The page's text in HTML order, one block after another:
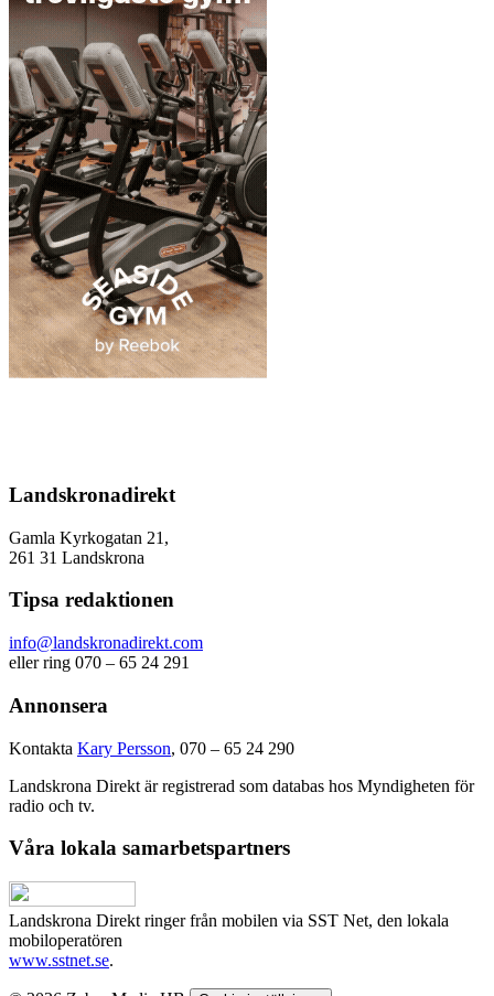
Landskronadirekt
Gamla Kyrkogatan 21,
261 31 Landskrona
Tipsa redaktionen
info@landskronadirekt.com
eller ring 070 – 65 24 291
Annonsera
Kontakta Kary Persson, 070 – 65 24 290
Landskrona Direkt är registrerad som databas hos Myndigheten för
radio och tv.
Våra lokala samarbetspartners
Landskrona Direkt ringer från mobilen via SST Net, den lokala
mobiloperatören
www.sstnet.se.